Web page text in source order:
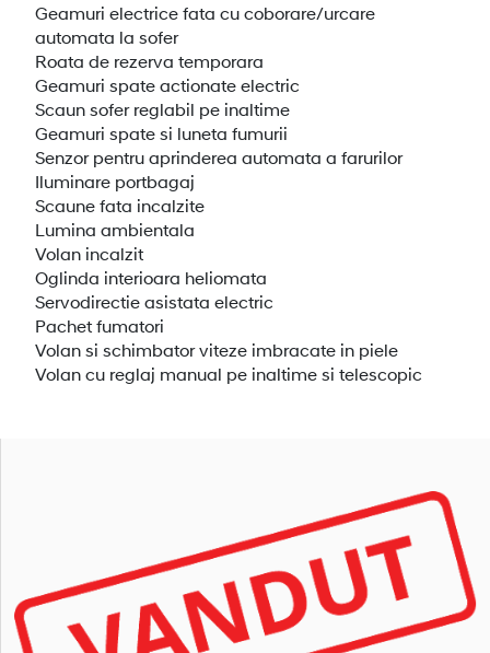
Geamuri electrice fata cu coborare/urcare
automata la sofer
Roata de rezerva temporara
Geamuri spate actionate electric
Scaun sofer reglabil pe inaltime
Geamuri spate si luneta fumurii
Senzor pentru aprinderea automata a farurilor
Iluminare portbagaj
Scaune fata incalzite
Lumina ambientala
Volan incalzit
Oglinda interioara heliomata
Servodirectie asistata electric
Pachet fumatori
Volan si schimbator viteze imbracate in piele
Volan cu reglaj manual pe inaltime si telescopic